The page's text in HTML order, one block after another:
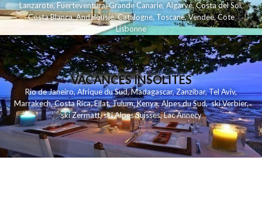
Lanzarote,Fuerteventura,Grande Canarie,Algarve,Costa del Sol,
Costa Blanca,Andalousie,Catalogne,Toscane,Vendee,Cote
Lisbonne
VACANCES INSOLITES
Rio de Janeiro,Afrique du Sud,Madagascar,Zanzibar,Tel Aviv,
Marrakech,Costa Rica,Eilat,Tulum,Kenya,Alpes du Sud,ski Verbier,
ski Zermatt,ski Alpes Suisses,Lac Annecy